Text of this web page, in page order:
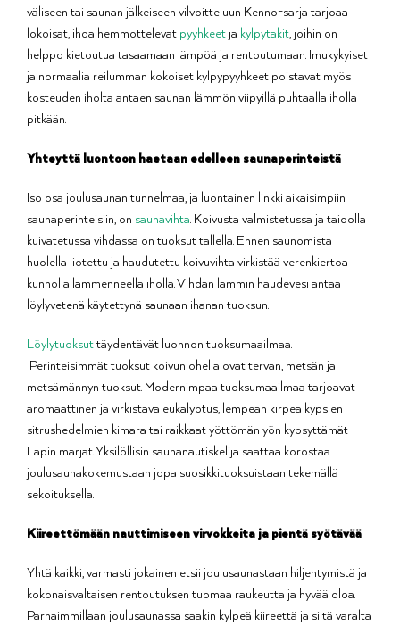
väliseen tai saunan jälkeiseen vilvoitteluun Kenno-sarja tarjoaa
lokoisat, ihoa hemmottelevat pyyhkeet ja kylpytakit, joihin on
helppo kietoutua tasaamaan lämpöä ja rentoutumaan. Imukykyiset
ja normaalia reilumman kokoiset kylpypyyhkeet poistavat myös
kosteuden iholta antaen saunan lämmön viipyillä puhtaalla iholla
pitkään.
Yhteyttä luontoon haetaan edelleen saunaperinteistä
Iso osa joulusaunan tunnelmaa, ja luontainen linkki aikaisimpiin
saunaperinteisiin, on saunavihta. Koivusta valmistetussa ja taidolla
kuivatetussa vihdassa on tuoksut tallella. Ennen saunomista
huolella liotettu ja haudutettu koivuvihta virkistää verenkiertoa
kunnolla lämmenneellä iholla. Vihdan lämmin haudevesi antaa
löylyvetenä käytettynä saunaan ihanan tuoksun.
Löylytuoksuttäydentävät luonnon tuoksumaailmaa.
Perinteisimmät tuoksut koivun ohella ovat tervan, metsän ja
metsämännyn tuoksut. Modernimpaa tuoksumaailmaa tarjoavat
aromaattinen ja virkistävä eukalyptus, lempeän kirpeä kypsien
sitrushedelmien kimara tai raikkaat yöttömän yön kypsyttämät
Lapin marjat. Yksilöllisin saunanautiskelija saattaa korostaa
joulusaunakokemustaan jopa suosikkituoksuistaan tekemällä
sekoituksella.
Kiireettömään nauttimiseen virvokkeita ja pientä syötävää
Yhtä kaikki, varmasti jokainen etsii joulusaunastaan hiljentymistä ja
kokonaisvaltaisen rentoutuksen tuomaa raukeutta ja hyvää oloa.
Parhaimmillaan joulusaunassa saakin kylpeä kiireettä ja siltä varalta